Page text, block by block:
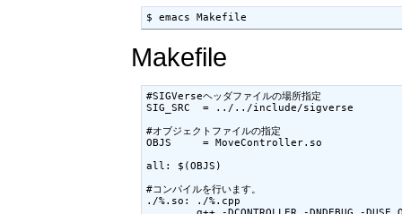
$ emacs Makefile
Makefile
#SIGVerseヘッダファイルの場所指定
SIG_SRC  = ../../include/sigverse
#オブジェクトファイルの指定
OBJS     = MoveController.so
all: $(OBJS)
#コンパイルを行います。
./%.so: ./%.cpp